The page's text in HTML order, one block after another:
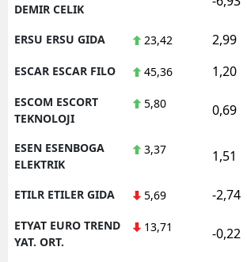
DEMIR CELIK
ERSU ERSU GIDA 23,42 2,99
ESCAR ESCAR FILO 45,36 1,20
ESCOM ESCORT
TEKNOLOJI
5,80 0,69
ESEN ESENBOGA
ELEKTRIK
3,37 1,51
ETILR ETILER GIDA 5,69 -2,74
ETYAT EURO TREND
YAT. ORT.
13,71 -0,22